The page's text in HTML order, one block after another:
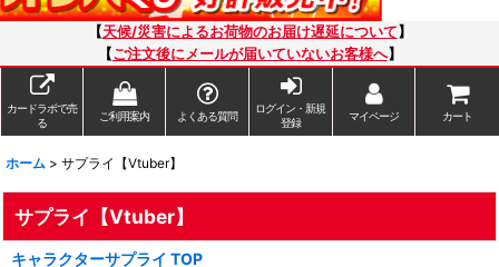
【天候/災害によるお荷物のお届け遅延について 】
【ご注文後にメールが届いていないお客様へ】
カードラボで売
る
ご利用案内 よくある質問
ログイン・新規
登録
マイページ カート
ホーム > サプライ【Vtuber】
サプライ【Vtuber】
キャラクターサプライ TOP